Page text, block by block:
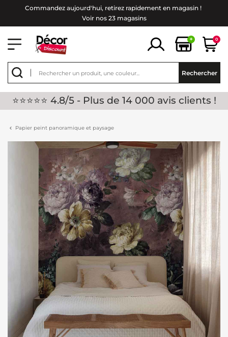
Commandez aujourd'hui, retirez rapidement en magasin !
Voir nos 23 magasins
+ 0
Rechercher
⭐⭐⭐⭐⭐ 4.8/5 - Plus de 14 000 avis clients !
Papier peint panoramique et paysage